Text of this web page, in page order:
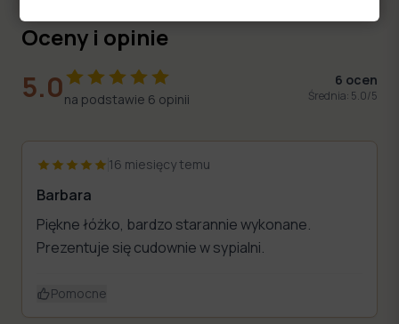
Oceny i opinie
5.0na podstawie 6 opinii
6 ocen
Średnia: 5.0/5
16 miesięcy temu
Barbara
Piękne łóżko, bardzo starannie wykonane.
Prezentuje się cudownie w sypialni.
Pomocne